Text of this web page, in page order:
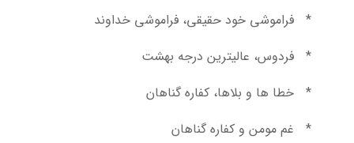
* فراموشی خود حقیقی، فراموشی خداوند
* فردوس، عالیترین درجه بهشت
* خطا ها و بلاها، کفاره گناهان
* غم مومن و کفاره گناهان